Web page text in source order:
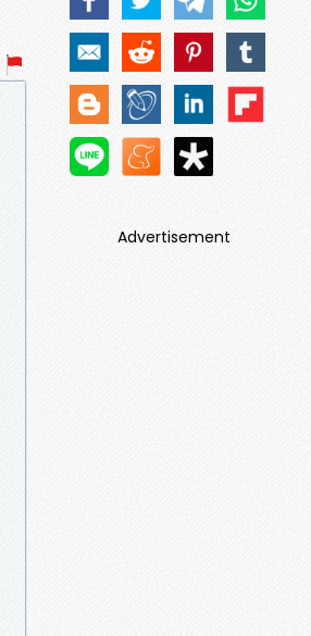
Advertisement